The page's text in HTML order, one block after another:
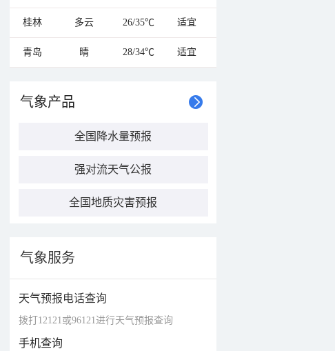
桂林 多云 26/35℃ 适宜
青岛 晴 28/34℃ 适宜
气象产品
全国降水量预报
强对流天气公报
全国地质灾害预报
气象服务
天气预报电话查询
拨打12121或96121进行天气预报查询
手机查询